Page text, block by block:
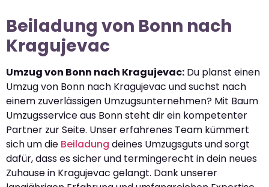
Beiladung von Bonn nach
Kragujevac
Umzug von Bonn nach Kragujevac: Du planst einen
Umzug von Bonn nach Kragujevac und suchst nach
einem zuverlässigen Umzugsunternehmen? Mit Baum
Umzugsservice aus Bonn steht dir ein kompetenter
Partner zur Seite. Unser erfahrenes Team kümmert
sich um die Beiladung deines Umzugsguts und sorgt
dafür, dass es sicher und termingerecht in dein neues
Zuhause in Kragujevac gelangt. Dank unserer